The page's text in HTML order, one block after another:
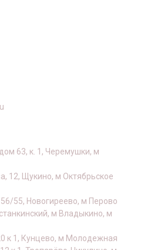
63, к. 1, Черемушки, м
12, Щукино, м Октябрьское
55, Новогиреево, м Перово
м Владыкино, м
к 1, Кунцево, м Молодежная